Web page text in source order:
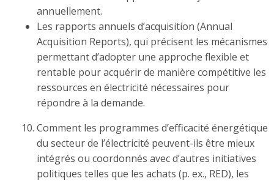
annuellement.
Les rapports annuels d’acquisition (Annual
Acquisition Reports), qui précisent les mécanismes
permettant d’adopter une approche flexible et
rentable pour acquérir de manière compétitive les
ressources en électricité nécessaires pour
répondre à la demande.
Comment les programmes d’efficacité énergétique
du secteur de l’électricité peuvent-ils être mieux
intégrés ou coordonnés avec d’autres initiatives
politiques telles que les achats (p. ex., RED), les